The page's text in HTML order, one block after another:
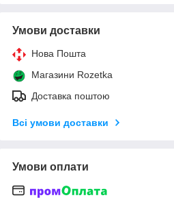
Умови доставки
Нова Пошта
Магазини Rozetka
Доставка поштою
Всі умови доставки
Умови оплати